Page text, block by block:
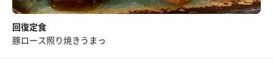
回復定食
豚ロース照り焼きうまっ